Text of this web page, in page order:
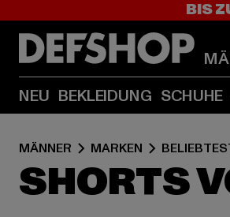
BIS
NEU BEKLEIDUNG SCHUHE
MÄNNER MARKEN
SHORTS